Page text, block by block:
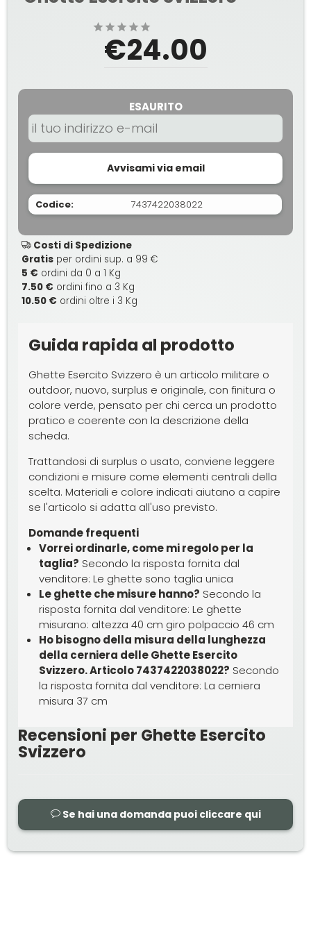
€24.00
ESAURITO
Avvisami via email
Codice: 7437422038022
Costi di Spedizione
Gratis per ordini sup. a 99 €
5 € ordini da 0 a 1 Kg
7.50 € ordini fino a 3 Kg
10.50 € ordini oltre i 3 Kg
Guida rapida al prodotto
Ghette Esercito Svizzero è un articolo militare o
outdoor, nuovo, surplus e originale, con finitura o
colore verde, pensato per chi cerca un prodotto
pratico e coerente con la descrizione della
scheda.
Trattandosi di surplus o usato, conviene leggere
condizioni e misure come elementi centrali della
scelta. Materiali e colore indicati aiutano a capire
se l'articolo si adatta all'uso previsto.
Domande frequenti
Vorrei ordinarle, come mi regolo per la
taglia? Secondo la risposta fornita dal
venditore: Le ghette sono taglia unica
Le ghette che misure hanno? Secondo la
risposta fornita dal venditore: Le ghette
misurano: altezza 40 cm giro polpaccio 46 cm
Ho bisogno della misura della lunghezza
della cerniera delle Ghette Esercito
Svizzero. Articolo 7437422038022? Secondo
la risposta fornita dal venditore: La cerniera
misura 37 cm
Recensioni per Ghette Esercito
Svizzero
Se hai una domanda puoi cliccare qui